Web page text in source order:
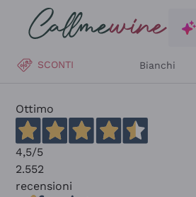
Salta al contenuto principale
SCONTI Bianchi
Ottimo
4,5/5
2.552
recensioni